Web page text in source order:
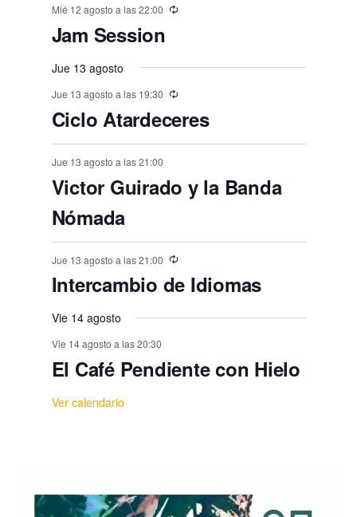
E
e
n
t
o
s
,
,
,
s
,
s
,
,
,
t
o
s
,
t
o
s
,
t
o
t
s
,
s
,
s
n
t
o
s
,
n
t
o
s
,
n
t
o
,
n
o
s
,
o
,
o
o
e
o
s
,
e
t
o
s
,
e
o
s
,
t
o
s
,
s
s
Mié 12 agosto a las 22:00
Jam Session
Jue 13 agosto
Jue 13 agosto a las 19:30
Ciclo Atardeceres
Jue 13 agosto a las 21:00
Victor Guirado y la Banda
Nómada
Jue 13 agosto a las 21:00
Intercambio de Idiomas
Vie 14 agosto
Vie 14 agosto a las 20:30
El Café Pendiente con Hielo
Ver calendario